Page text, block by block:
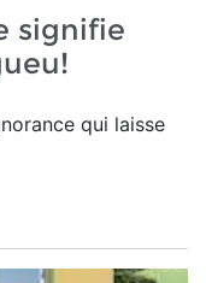
signifie
qui laisse